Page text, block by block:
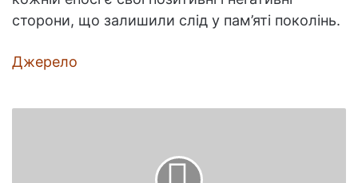
сторони, що залишили слід у пам’яті поколінь.
Джерело